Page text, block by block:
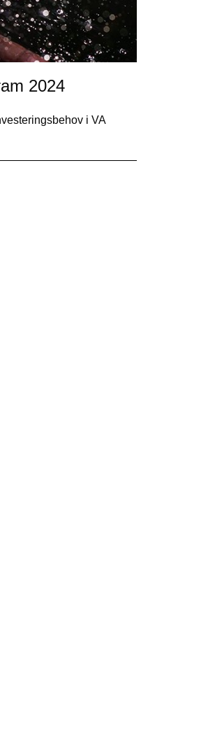
2024
i VA